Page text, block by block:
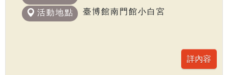
活動地點 臺博館南門館小白宮